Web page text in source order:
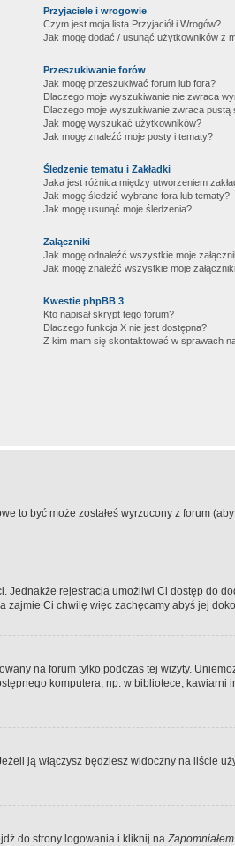
Przyjaciele i wrogowie
Czym jest moja lista Przyjaciół i Wrogów?
Jak mogę dodać / usunąć użytkowników z
Przeszukiwanie forów
Jak mogę przeszukiwać forum lub fora?
Dlaczego moje wyszukiwanie nie zwraca
Dlaczego moje wyszukiwanie zwraca pustą
Jak mogę wyszukać użytkowników?
Jak mogę znaleźć moje posty i tematy?
Śledzenie tematu i Zakładki
Jaka jest różnica między utworzeniem
Jak mogę śledzić wybrane fora lub tematy?
Jak mogę usunąć moje śledzenia?
Załączniki
Jak mogę odnaleźć wszystkie moje
Jak mogę znaleźć wszystkie moje
Kwestie phpBB 3
Kto napisał skrypt tego forum?
Dlaczego funkcja X nie jest dostępna?
Z kim mam się skontaktować w sprawach
to być może zostałeś wyrzucony z forum
rejestracja umożliwi Ci dostęp do
zajmie Ci chwilę więc zachęcamy abyś jej
na forum tylko podczas tej wizyty.
komputera, np. w bibliotece,
ją włączysz będziesz widoczny na liście
do strony logowania i kliknij na